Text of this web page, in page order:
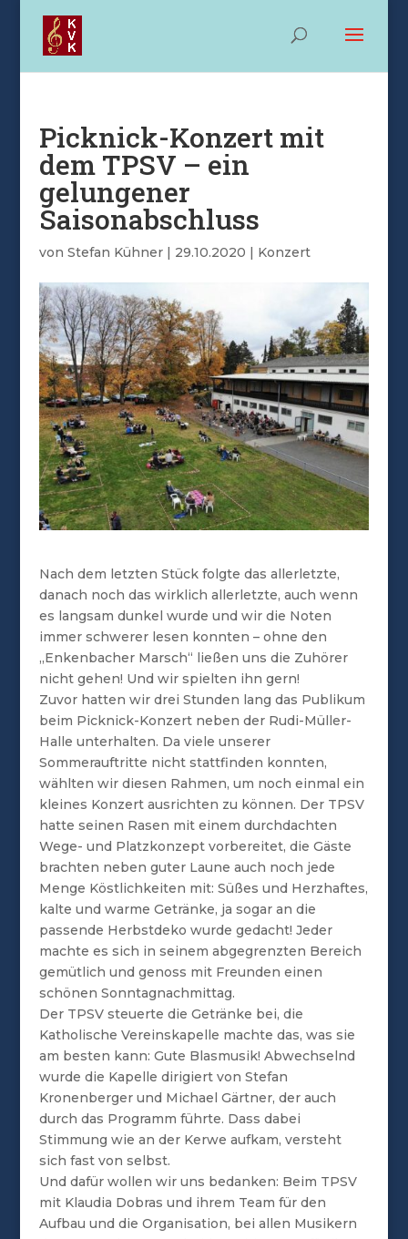
Picknick-Konzert mit
dem TPSV – ein
gelungener
Saisonabschluss
von Stefan Kühner| 29.10.2020 | Konzert
Nach dem letzten Stück folgte das allerletzte,
danach noch das wirklich allerletzte, auch wenn
es langsam dunkel wurde und wir die Noten
immer schwerer lesen konnten – ohne den
„Enkenbacher Marsch“ ließen uns die Zuhörer
nicht gehen! Und wir spielten ihn gern!
Zuvor hatten wir drei Stunden lang das Publikum
beim Picknick-Konzert neben der Rudi-Müller-
Halle unterhalten. Da viele unserer
Sommerauftritte nicht stattfinden konnten,
wählten wir diesen Rahmen, um noch einmal ein
kleines Konzert ausrichten zu können. Der TPSV
hatte seinen Rasen mit einem durchdachten
Wege- und Platzkonzept vorbereitet, die Gäste
brachten neben guter Laune auch noch jede
Menge Köstlichkeiten mit: Süßes und Herzhaftes,
kalte und warme Getränke, ja sogar an die
passende Herbstdeko wurde gedacht! Jeder
machte es sich in seinem abgegrenzten Bereich
gemütlich und genoss mit Freunden einen
schönen Sonntagnachmittag.
Der TPSV steuerte die Getränke bei, die
Katholische Vereinskapelle machte das, was sie
am besten kann: Gute Blasmusik! Abwechselnd
wurde die Kapelle dirigiert von Stefan
Kronenberger und Michael Gärtner, der auch
durch das Programm führte. Dass dabei
Stimmung wie an der Kerwe aufkam, versteht
sich fast von selbst.
Und dafür wollen wir uns bedanken: Beim TPSV
mit Klaudia Dobras und ihrem Team für den
Aufbau und die Organisation, bei allen Musikern